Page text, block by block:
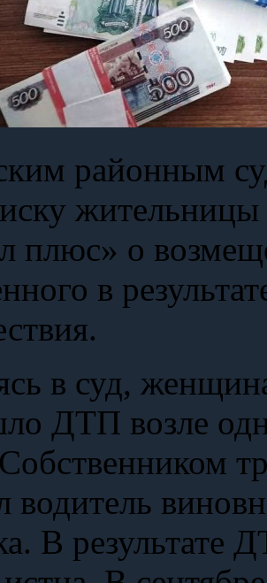
районным
плюс» о
в
в суд,
ДТП возле
водитель
В результате